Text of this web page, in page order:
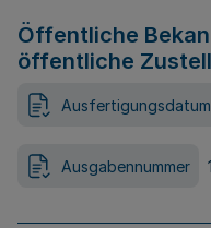
Öffentliche
öffentliche
Ausfertigungsdatum
Ausgabennummer